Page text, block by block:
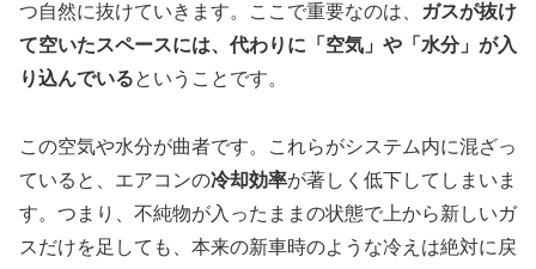
つ自然に抜けていきます。ここで重要なのは、
ガスが抜け
て空いたスペースには、代わりに「空気」や「水分」が入
り込んでいるということです。
この空気や水分が曲者です。これらがシステム内に混ざっ
ていると、エアコンの冷却効率が著しく低下してしまいま
す。つまり、不純物が入ったままの状態で上から新しいガ
スだけを足しても、本来の新車時のような冷えは絶対に戻